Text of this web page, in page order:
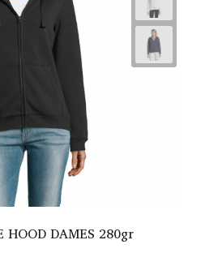
HOOD DAMES 280gr